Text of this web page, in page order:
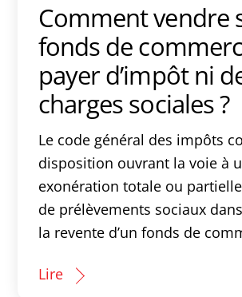
Comment vendre
fonds de
payer d’impôt ni
charges sociales ?
Le code général des impôts
disposition ouvrant la voie à
exonération totale ou
de prélèvements sociaux
la revente d’un fonds de
Lire